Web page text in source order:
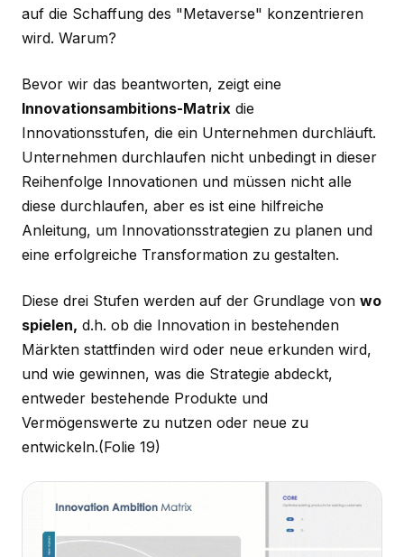
auf die Schaffung des "Metaverse" konzentrieren
wird. Warum?
Bevor wir das beantworten, zeigt eine
Innovationsambitions-Matrix die
Innovationsstufen, die ein Unternehmen durchläuft.
Unternehmen durchlaufen nicht unbedingt in dieser
Reihenfolge Innovationen und müssen nicht alle
diese durchlaufen, aber es ist eine hilfreiche
Anleitung, um Innovationsstrategien zu planen und
eine erfolgreiche Transformation zu gestalten.
Diese drei Stufen werden auf der Grundlage von wo
spielen, d.h. ob die Innovation in bestehenden
Märkten stattfinden wird oder neue erkunden wird,
und wie gewinnen, was die Strategie abdeckt,
entweder bestehende Produkte und
Vermögenswerte zu nutzen oder neue zu
entwickeln.(Folie 19)